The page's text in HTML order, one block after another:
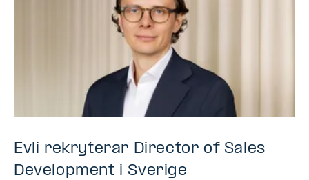
Evli rekryterar Director of Sales
Development i Sverige